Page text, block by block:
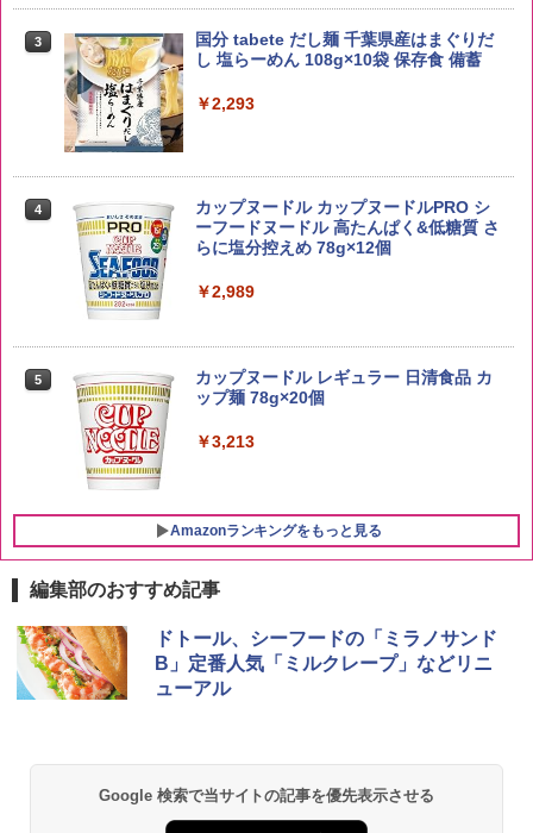
3
【在庫処分価格】ももたろう印 無洗米 5
kg 業務用 お米マイスターブレンド
4
by Amazon あきたこまちブレンド 無洗
米 5kg
￥3,396
5 新潟県産新之助 無洗米 5kg 令和7年産
￥4,536
3
角ハイボール 350ml×24本 サントリー ウ
イスキー ハイボール 缶
￥4,919
4
トリスウイスキー 4000ml サントリー 大
容量 4リットル
5
サントリー シングルモルト ウイスキー
白州 Story of the Distillery 2026 化粧箱
入 700ml
￥20,000
3
国分 tabete だし麺 千葉県産はまぐりだ
し 塩らーめん 108g×10袋 保存食 備蓄
￥2,293
4
カップヌードル カップヌードルPRO シ
ーフードヌードル 高たんぱく&低糖質 さ
らに塩分控えめ 78g×12個
￥2,989
5
カップヌードル レギュラー 日清食品 カ
ップ麺 78g×20個
￥3,213
Amazonランキングをもっと見る
1
シャープ 過熱水蒸気 オーブンレンジ 26
L コンベクション 2段調理 ホワイト RE-
SS26B-W
[山善] スチームオーブンレンジ 25L 一人
暮らし 二人暮らし フラットテーブル ス
編集部のおすすめ記事
ドトール、シーフードの「ミラノサンド
B」定番人気「ミルクレープ」などリニ
ューアル
Google 検索で当サイトの記事を優先表示させる